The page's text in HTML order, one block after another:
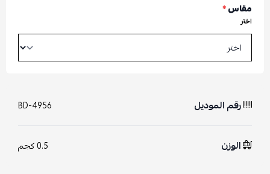
مقاس*
اختر
رقم الموديل BD-4956
الوزن 0.5 كجم